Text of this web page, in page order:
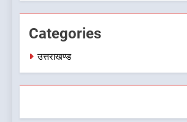
Categories
उत्तराखण्ड